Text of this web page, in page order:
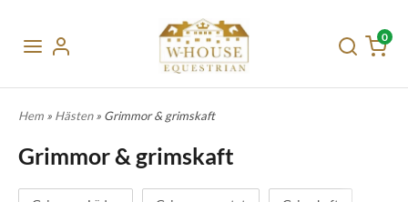
0
Hem » Hästen» Grimmor & grimskaft
Grimmor & grimskaft